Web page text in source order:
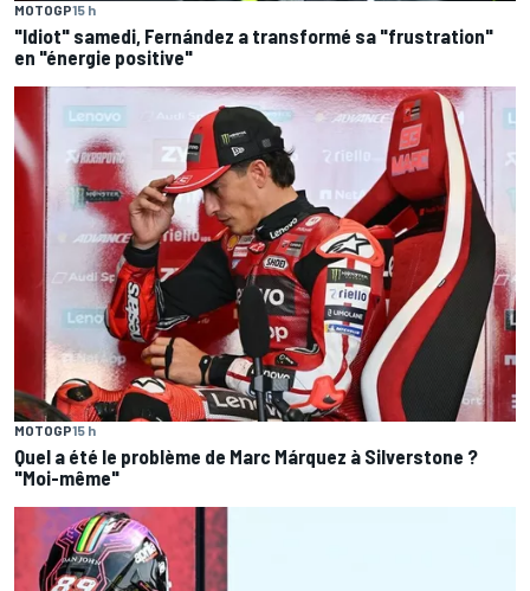
MOTOGP15 h
"Idiot" samedi, Fernández a transformé sa "frustration"
en "énergie positive"
MOTOGP15 h
Quel a été le problème de Marc Márquez à Silverstone ?
"Moi-même"